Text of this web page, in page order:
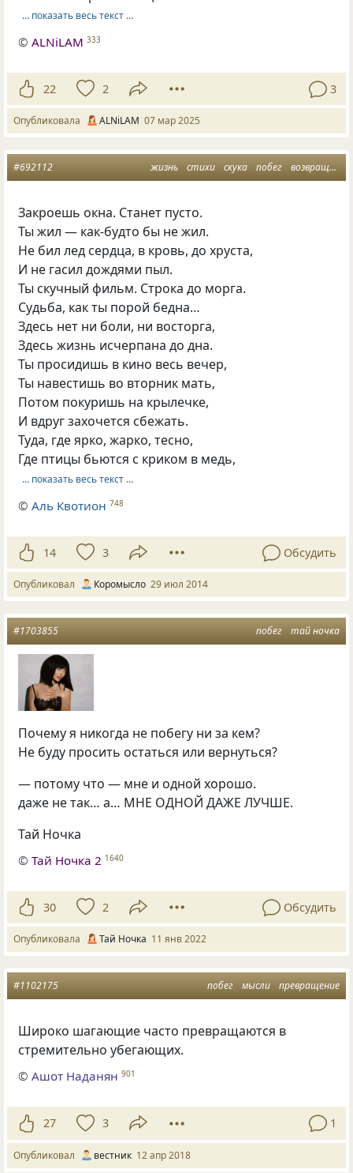
… показать весь текст …
©ALNiLAM 333
22 2 3
Опубликовала ALNiLAM 07 мар 2025
жизнь стихи скука побег возвращение
#692112
Закроешь окна. Станет пусто.
Ты жил — как-будто бы не жил.
Не бил лед сердца, в кровь, до хруста,
И не гасил дождями пыл.
Ты скучный фильм. Строка до морга.
Судьба, как ты порой бедна…
Здесь нет ни боли, ни восторга,
Здесь жизнь исчерпана до дна.
Ты просидишь в кино весь вечер,
Ты навестишь во вторник мать,
Потом покуришь на крылечке,
И вдруг захочется сбежать.
Туда, где ярко, жарко, тесно,
Где птицы бьются с криком в медь,
… показать весь текст …
©Аль Квотион 748
14 3 Обсудить
Опубликовал Коромысло 29 июл 2014
побег тай ночка
#1703855
Почему я никогда не побегу ни за кем?
Не буду просить остаться или вернуться?
— потому что — мне и одной хорошо.
даже не так… а… МНЕ ОДНОЙ ДАЖЕ ЛУЧШЕ.
Тай Ночка
©Тай Ночка 2 1640
30 2 Обсудить
Опубликовала Тай Ночка 11 янв 2022
побег мысли превращение
#1102175
Широко шагающие часто превращаются в
стремительно убегающих.
©Ашот Наданян 901
27 3 1
Опубликовал вестник 12 апр 2018